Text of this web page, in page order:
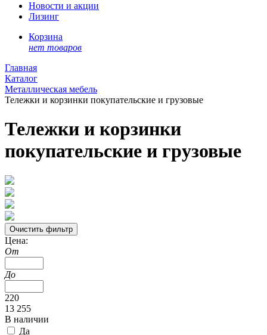
Новости и акции
Лизинг
Корзина
нет товаров
Главная
Каталог
Металлическая мебель
Тележки и корзинки покупательские и грузовые
Тележки и корзинки
покупательские и грузовые
Цена:
От
До
220
13 255
В наличии
Да